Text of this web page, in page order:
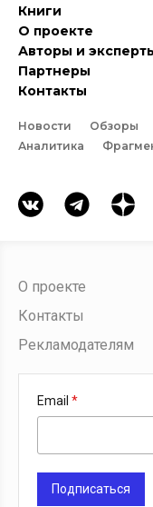
Книги
О проекте
Авторы и
Партнеры
Контакты
Новости Обзоры
Аналитика
О проекте
Контакты
Рекламодателям
Email
Подписаться